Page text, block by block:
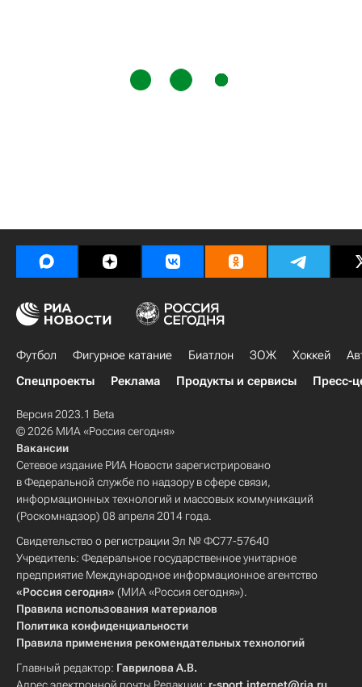
Футбол Фигурное катание Биатлон ЗОЖ Хоккей
Спецпроекты
Реклама Продукты и сервисы Пресс-
Версия 2023.1 Beta
© 2026 МИА «Россия сегодня»
Вакансии
Сетевое издание РИА Новости зарегистрировано
в Федеральной службе по надзору в сфере связи,
информационных технологий и массовых коммуникаций
(Роскомнадзор) 08 апреля 2014 года.
Свидетельство о регистрации Эл № ФС77-57640
Учредитель: Федеральное государственное унитарное
предприятие Международное информационное агентство
«Россия сегодня» (МИА «Россия сегодня»).
Правила использования материалов
Политика конфиденциальности
Правила применения рекомендательных технологий
Главный редактор: Гаврилова А.В.